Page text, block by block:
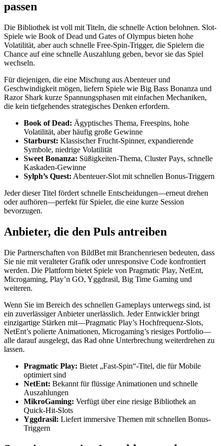
passen
Die Bibliothek ist voll mit Titeln, die schnelle Action belohnen. Slot-
Spiele wie Book of Dead und Gates of Olympus bieten hohe
Volatilität, aber auch schnelle Free‑Spin-Trigger, die Spielern die
Chance auf eine schnelle Auszahlung geben, bevor sie das Spiel
wechseln.
Für diejenigen, die eine Mischung aus Abenteuer und
Geschwindigkeit mögen, liefern Spiele wie Big Bass Bonanza und
Razor Shark kurze Spannungsphasen mit einfachen Mechaniken,
die kein tiefgehendes strategisches Denken erfordern.
Book of Dead: Ägyptisches Thema, Freespins, hohe
Volatilität, aber häufig große Gewinne
Starburst: Klassischer Frucht-Spinner, expandierende
Symbole, niedrige Volatilität
Sweet Bonanza: Süßigkeiten-Thema, Cluster Pays, schnelle
Kaskaden-Gewinne
Sylph’s Quest: Abenteuer-Slot mit schnellen Bonus-Triggern
Jeder dieser Titel fördert schnelle Entscheidungen—erneut drehen
oder aufhören—perfekt für Spieler, die eine kurze Session
bevorzugen.
Anbieter, die den Puls antreiben
Die Partnerschaften von BildBet mit Branchenriesen bedeuten, dass
Sie nie mit veralteter Grafik oder unresponsive Code konfrontiert
werden. Die Plattform bietet Spiele von Pragmatic Play, NetEnt,
Microgaming, Play’n GO, Yggdrasil, Big Time Gaming und
weiteren.
Wenn Sie im Bereich des schnellen Gameplays unterwegs sind, ist
ein zuverlässiger Anbieter unerlässlich. Jeder Entwickler bringt
einzigartige Stärken mit—Pragmatic Play’s Hochfrequenz-Slots,
NetEnt’s polierte Animationen, Microgaming’s riesiges Portfolio—
alle darauf ausgelegt, das Rad ohne Unterbrechung weiterdrehen zu
lassen.
Pragmatic Play: Bietet „Fast‑Spin“-Titel, die für Mobile
optimiert sind
NetEnt: Bekannt für flüssige Animationen und schnelle
Auszahlungen
MikroGaming: Verfügt über eine riesige Bibliothek an
Quick‑Hit-Slots
Yggdrasil: Liefert immersive Themen mit schnellen Bonus-
Triggern